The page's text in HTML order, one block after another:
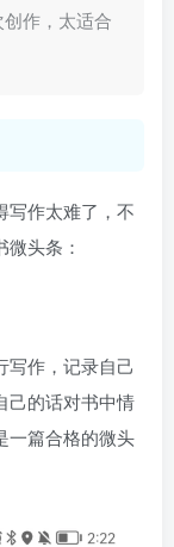
作，太适合
写作太难了，不
头条：
写作，记录自己
己的话对书中情
一篇合格的微头